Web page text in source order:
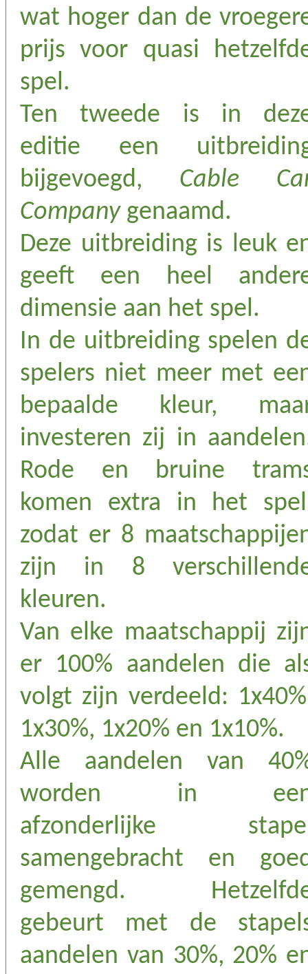
wat hoger dan de
prijs voor quasi
spel.
Ten tweede is in
editie een
bijgevoegd, Cable
Companygenaamd.
Deze uitbreiding is leuk
geeft een heel
dimensie aan het spel.
In de uitbreiding spelen
spelers niet meer met
bepaalde kleur,
investeren zij in
Rode en bruine
komen extra in het
zodat er 8
zijn in 8
kleuren.
Van elke maatschappij
er 100% aandelen die
volgt zijn verdeeld:
1x30%, 1x20% en 1x10%.
Alle aandelen van
worden in
afzonderlijke
samengebracht en
gemengd.
gebeurt met de
aandelen van 30%, 20%